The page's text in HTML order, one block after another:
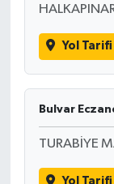
Yol Tarifi
Bulvar
TURABİYE
Yol Tarifi